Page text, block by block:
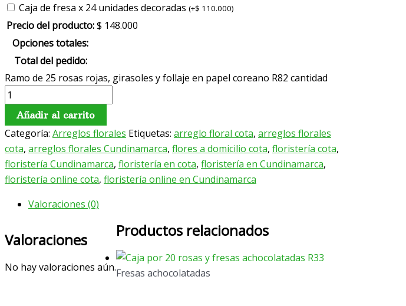
Caja de fresa x 24 unidades decoradas (+$ 110.000)
Precio del producto:$ 148.000
Opciones totales:
Total del pedido:
Ramo de 25 rosas rojas, girasoles y follaje en papel coreano R82 cantidad
Añadir al carrito
Categoría: Arreglos florales Etiquetas: arreglo floral cota, arreglos florales
cota, arreglos florales Cundinamarca, flores a domicilio cota, floristería cota,
floristería Cundinamarca, floristería en cota, floristería en Cundinamarca,
floristería online cota, floristería online en Cundinamarca
Valoraciones (0)
Valoraciones
No hay valoraciones aún.
Productos relacionados
Fresas achocolatadas